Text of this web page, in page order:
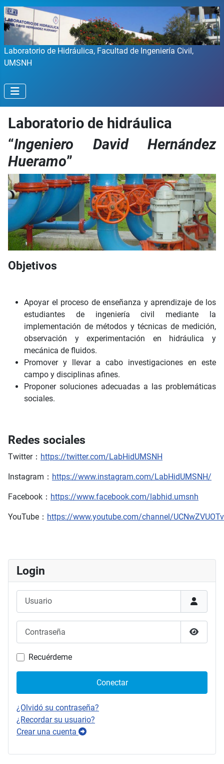
Laboratorio de Hidráulica, Facultad de Ingeniería Civil,
UMSNH
Laboratorio de hidráulica
“Ingeniero David Hernández
Hueramo”
Objetivos
Apoyar el proceso de enseñanza y aprendizaje de los
estudiantes de ingeniería civil mediante la
implementación de métodos y técnicas de medición,
observación y experimentación en hidráulica y
mecánica de fluidos.
Promover y llevar a cabo investigaciones en este
campo y disciplinas afines.
Proponer soluciones adecuadas a las problemáticas
sociales.
Redes sociales
Twitter： https://twitter.com/LabHidUMSNH
Instagram： https://www.instagram.com/LabHidUMSNH/
Facebook： https://www.facebook.com/labhid.umsnh
YouTube： https://www.youtube.com/channel/
Login
Mostrar
Recuérdeme
Conectar
¿Olvidó su contraseña?
¿Recordar su usuario?
Crear una cuenta